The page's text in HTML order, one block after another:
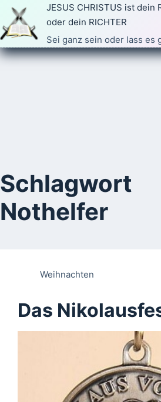
Zum
Inhalt
springen
JESUS CHRISTUS ist dein
oder dein RICHTER
Sei ganz sein oder lass es
Schlagwort
Nothelfer
Weihnachten
Das